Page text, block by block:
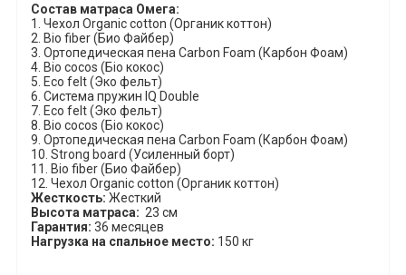
Состав матраса Омега:
1. Чехол Organiccotton (Органик коттон)
2. Bio fiber(Био Файбер)
3. Ортопедическая пена Carbon Foam (Карбон Фоам)
4. Bio cocоs (Біо кокос)
5. Eco felt(Эко фельт)
6. Система пружин IQ Double
7. Eco felt(Эко фельт)
8. Bio cocоs (Біо кокос)
9. Ортопедическая пена Carbon Foam (Карбон Фоам)
10. Strong board (Усиленный борт)
11
Bio fiber(Био Файбер)
12. Чехол Organiccotton (Органик коттон)
Жесткость: Жесткий
Высота матраса: 23 см
Гарантия: 36 месяцев
Нагрузка на спальное место: 150 кг